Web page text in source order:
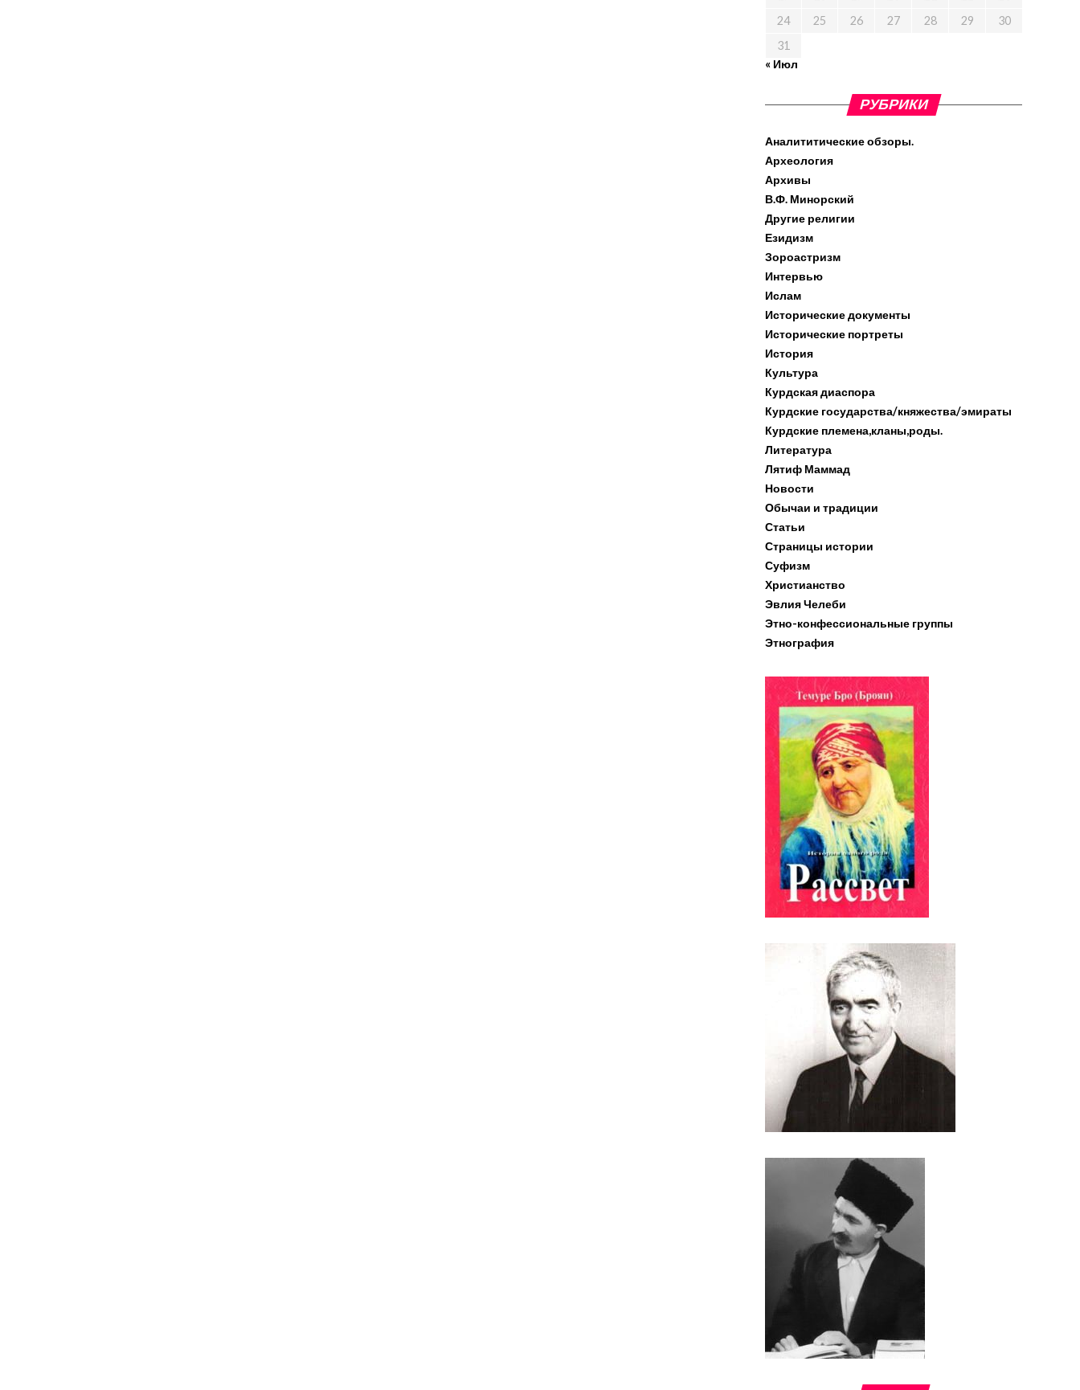
24
25 26 27 28 29
30
31
« Июл
РУБРИКИ
Аналититические обзоры.
Археология
Архивы
В.Ф. Минорский
Другие религии
Езидизм
Зороастризм
Интервью
Ислам
Исторические документы
Исторические портреты
История
Культура
Курдская диаспора
Курдские государства/княжества/эмираты
Курдские племена,кланы,роды.
Литература
Лятиф Маммад
Новости
Обычаи и традиции
Статьи
Страницы истории
Суфизм
Христианство
Эвлия Челеби
Этно-конфессиональные группы
Этнография